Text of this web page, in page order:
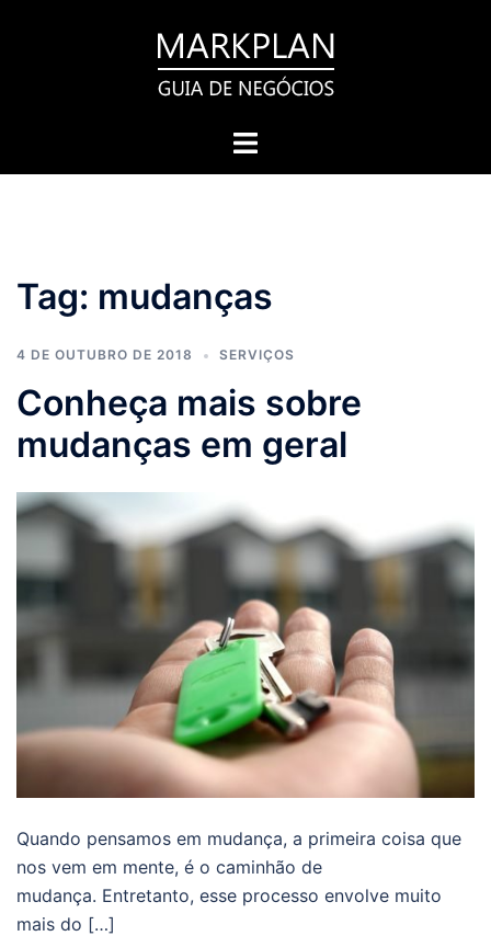
Toggle
Tag: mudanças
4 DE OUTUBRO DE 2018 SERVIÇOS
Conheça mais sobre
mudanças em geral
Quando pensamos em mudança, a primeira coisa que
nos vem em mente, é o caminhão de
mudança. Entretanto, esse processo envolve muito
mais do […]